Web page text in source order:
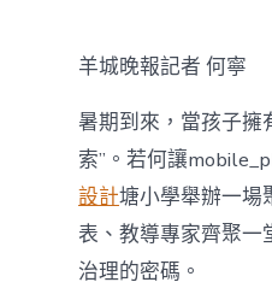
羊城晚報記者 何寧
暑期到來，當孩子擁
索”。若何讓
設計塘小學舉辦一場
表、教導專家齊聚
治理的密碼。